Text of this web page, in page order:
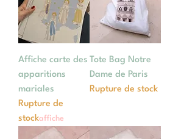
Affiche carte des
apparitions
mariales
Rupture de
stockaffiche
Tote Bag Notre
Dame de Paris
Rupture de stock